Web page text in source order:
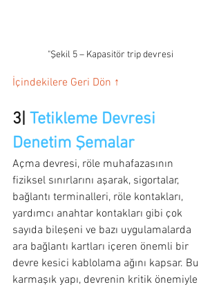
"Şekil 5 – Kapasitör trip devresi
İçindekilere Geri Dön ↑
3| Tetikleme Devresi
Denetim Şemalar
Açma devresi, röle muhafazasının
fiziksel sınırlarını aşarak, sigortalar,
bağlantı terminalleri, röle kontakları,
yardımcı anahtar kontakları gibi çok
sayıda bileşeni ve bazı uygulamalarda
ara bağlantı kartları içeren önemli bir
devre kesici kablolama ağını kapsar. Bu
karmaşık yapı, devrenin kritik önemiyle